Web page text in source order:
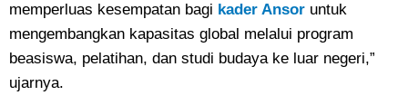
memperluas kesempatan bagi kader Ansor untuk
mengembangkan kapasitas global melalui program
beasiswa, pelatihan, dan studi budaya ke luar negeri,”
ujarnya.